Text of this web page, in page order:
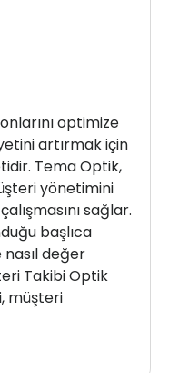
optimize
artırmak için
Tema Optik,
yönetimini
sağlar.
başlıca
değer
Takibi Optik
müşteri